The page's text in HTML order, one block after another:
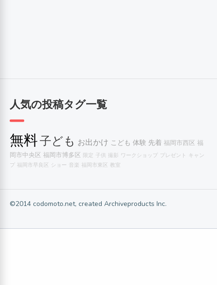
人気の投稿タグ一覧
無料子ども お出かけ こども 体験 先着 福岡市西区 福
岡市中央区 福岡市博多区 限定 子供 撮影 ワークショップ プレゼント キャン
プ 福岡市早良区 ショー 音楽 福岡市東区 教室
©2014 codomoto.net, created Archiveproducts Inc.